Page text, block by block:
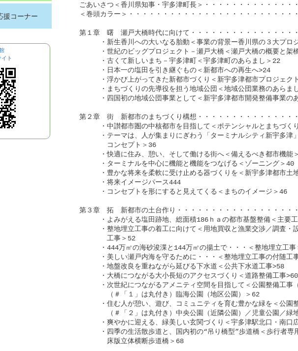
ごあいさつ＜香川県知事・宇多津町長＞・・・・・・・・・・・・・
＜巻頭カラー＞・・・・・・・・・・・・・・・・・・・・・・・・
第１章　曙　瀬戸大橋時代に向けて・・・・・・・・・・・・・・・
・新生香川への大いなる胎動＜事業の背景ー香川県の３大プロ
・世紀のビッグプロジェクト－瀬戸大橋＜瀬戸大橋の概要と架
・古くて新しいまち－宇多津町＜宇多津町のあらまし＞22
・日本一の塩田を引き継ぐもの＜新都市への再生へ>24
・浮かび上がってきた新都市づくり＜新宇多津都市プロジェク
・まちづくりの先導役を担う地域公団＜地域公団業務のあらま
・四国初の地域公団事業として＜新宇多津都市開発整備事業の
第２章　街　新都市のまちづくり構想・・・・・・・・・・・・・・
・中讃都市圏の中核都市を目指して＜ポテンシャルとまちづく
・テーマは、人が集まりにぎわう「ターミナルシティ新宇多津
コンセプト＞36
・快適に住み、憩い、そして働ける街へ＜備えるべき都市機能
・ターミナルを中心に機能と機能をつなげる＜ゾーニング＞40
・豊かな将来を柔軟に受け止める器づくりを＜新宇多津都市土
・将来イメージパース444
・コンセプトを形にすると見えてくる＜まちのイメージ＞46
第３章　拓　新都市の土台作り・・・・・・・・・・・・・・・・・
・よみがえる塩田跡地、総面積186ｈａの都市基盤整備＜主要工
・整地埋立工事の着工に向けて＜用地買収と漁業交渉／調査・
工事＞52
・444万㎡の海砂浚渫と144万㎡の揚土で・・・＜整地埋立工事
・美しい瀬戸内海を守るために・・・＜整地埋立工事の付随工
・地盤改良を重ねながら延びる下水道＜公共下水道工事>58
・大橋につながる大小長短のアクセスづくり＜道路整備工事>60
・次世紀につながるアメニティ空間を目指して＜公園整備工事（
（＃「１」は丸付き）臨海公園（地区公園）＞62
・住む人が憩い、遊び、コミュニティを育む豊かな緑を＜公園整
（＃「２」は丸付き）中央公園（近隣公園）／児童公園／緑
・爽やかに迎える、緑美しい玄関づくり＜宇多津駅北口・南口
・四季の生活散歩道と、国内初の“吊り橋型”歩道橋＜歩行者専
床版立体横断歩道橋＞68
援コーナー
ト